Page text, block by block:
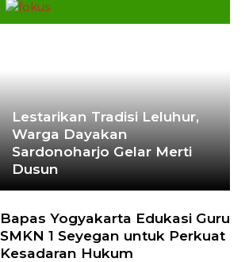
Lestarikan Tradisi Leluhur,
Warga Dayakan
Sardonoharjo Gelar Merti
Dusun
Bapas Yogyakarta Edukasi Guru
SMKN 1 Seyegan untuk Perkuat
Kesadaran Hukum